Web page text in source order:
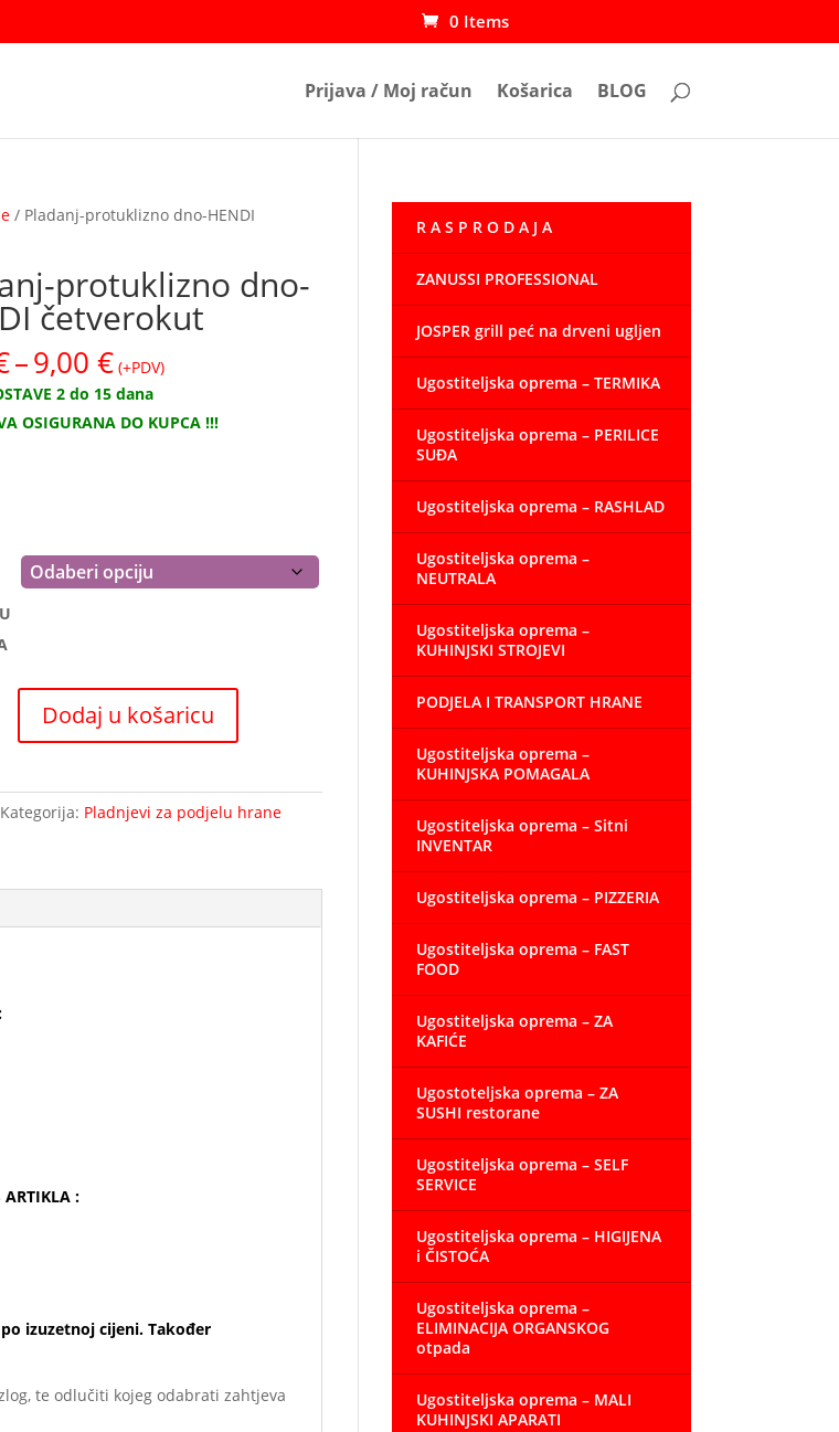
0 Items
Prijava / Moj račun Košarica BLOG
/ Pladanj-protuklizno dno-HENDI
protuklizno dno-
četverokut
–9,00€Raspon
cijena:
od
5,00 €
(+PDV)
2 do 15 dana
OSIGURANA DO KUPCA !!!
Dodaj u košaricu
Kategorija: Pladnjevi za podjelu hrane
:
izuzetnoj cijeni. Također
te odlučiti kojeg odabrati zahtjeva
R A S P R O D A J A
ZANUSSI PROFESSIONAL
JOSPER grill peć na drveni ugljen
Ugostiteljska oprema – TERMIKA
Ugostiteljska oprema – PERILICE
SUĐA
Ugostiteljska oprema – RASHLAD
Ugostiteljska oprema –
NEUTRALA
Ugostiteljska oprema –
KUHINJSKI STROJEVI
PODJELA I TRANSPORT HRANE
Ugostiteljska oprema –
KUHINJSKA POMAGALA
Ugostiteljska oprema – Sitni
INVENTAR
Ugostiteljska oprema – PIZZERIA
Ugostiteljska oprema – FAST
FOOD
Ugostiteljska oprema – ZA
KAFIĆE
Ugostoteljska oprema – ZA
SUSHI restorane
Ugostiteljska oprema – SELF
SERVICE
Ugostiteljska oprema – HIGIJENA
i ČISTOĆA
Ugostiteljska oprema –
ELIMINACIJA ORGANSKOG
otpada
Ugostiteljska oprema – MALI
KUHINJSKI APARATI